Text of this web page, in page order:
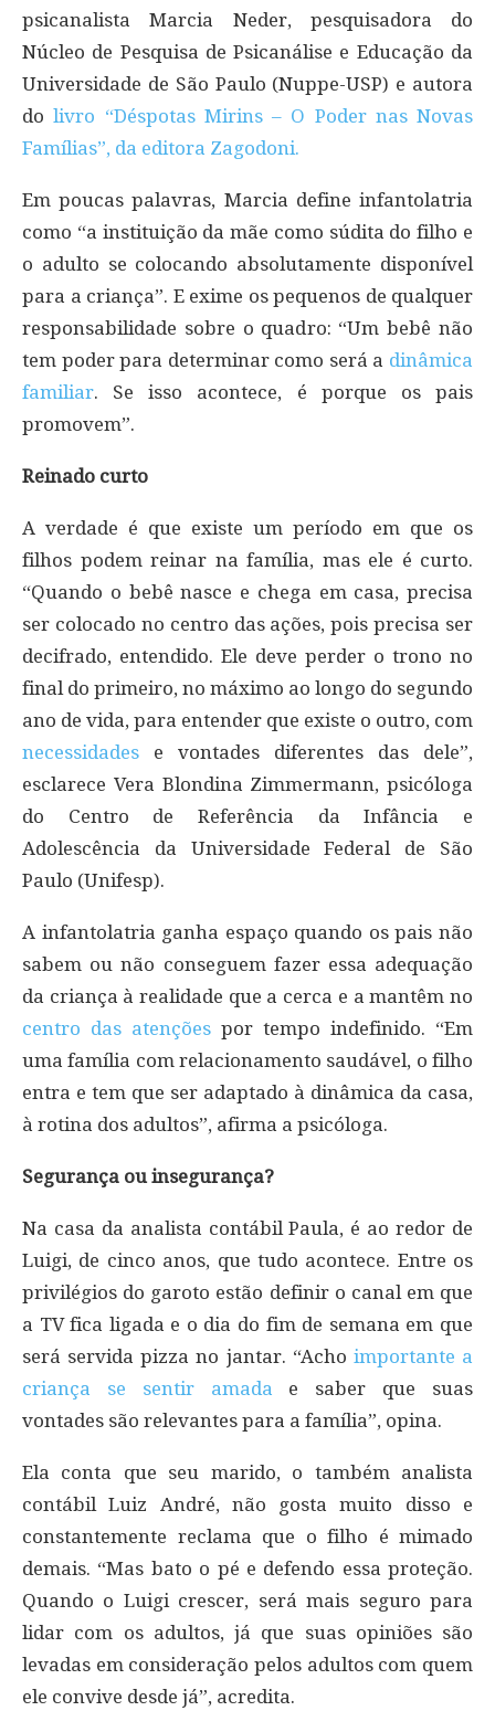
psicanalista Marcia Neder, pesquisadora do
Núcleo de Pesquisa de Psicanálise e Educação da
Universidade de São Paulo (Nuppe-USP) e autora
dolivro “Déspotas Mirins – O Poder nas Novas
Famílias”, da editora Zagodoni.
Em poucas palavras, Marcia define infantolatria
como “a instituição da mãe como súdita do filho e
o adulto se colocando absolutamente disponível
para a criança”. E exime os pequenos de qualquer
responsabilidade sobre o quadro: “Um bebê não
tem poder para determinar como será a dinâmica
familiar. Se isso acontece, é porque os pais
promovem”.
Reinado curto
A verdade é que existe um período em que os
filhos podem reinar na família, mas ele é curto.
“Quando o bebê nasce e chega em casa, precisa
ser colocado no centro das ações, pois precisa ser
decifrado, entendido. Ele deve perder o trono no
final do primeiro, no máximo ao longo do segundo
ano de vida, para entender que existe o outro, com
necessidades e vontades diferentes das dele”,
esclarece Vera Blondina Zimmermann, psicóloga
do Centro de Referência da Infância e
Adolescência da Universidade Federal de São
Paulo (Unifesp).
A infantolatria ganha espaço quando os pais não
sabem ou não conseguem fazer essa adequação
da criança à realidade que a cerca e a mantêm no
centro das atenções por tempo indefinido. “Em
uma família com relacionamento saudável, o filho
entra e tem que ser adaptado à dinâmica da casa,
à rotina dos adultos”, afirma a psicóloga.
Segurança ou insegurança?
Na casa da analista contábil Paula, é ao redor de
Luigi, de cinco anos, que tudo acontece. Entre os
privilégios do garoto estão definir o canal em que
a TV fica ligada e o dia do fim de semana em que
será servida pizza no jantar. “Acho importante a
criança se sentir amada e saber que suas
vontades são relevantes para a família”, opina.
Ela conta que seu marido, o também analista
contábil Luiz André, não gosta muito disso e
constantemente reclama que o filho é mimado
demais. “Mas bato o pé e defendo essa proteção.
Quando o Luigi crescer, será mais seguro para
lidar com os adultos, já que suas opiniões são
levadas em consideração pelos adultos com quem
ele convive desde já”, acredita.